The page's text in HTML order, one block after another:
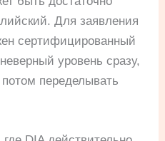
Для заявления
сертифицированный
уровень сразу,
переделывать